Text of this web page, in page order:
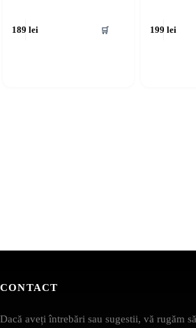
189lei 🛒 199lei
CONTACT
Dacă aveți întrebări sau sugestii, vă rugăm